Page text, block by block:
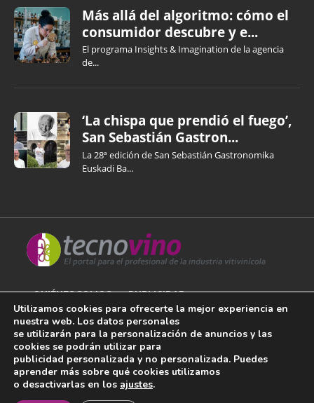
Más allá del algoritmo: cómo el
consumidor descubre y e...
El programa Insights & Imagination de la agencia
de...
‘La chispa que prendió el fuego’,
San Sebastián Gastron...
La 28ª edición de San Sebastián Gastronomika
Euskadi Ba...
QUIÉNES SOMOS PUBLICIDAD
AVISO LEGAL
POLÍTICA DE COOKIES
POLÍTICA DE PRIVACIDAD
Utilizamos cookies para ofrecerte la mejor experiencia en
nuestra web. Los datos personales
se utilizarán para la personalización de anuncios y las
cookies se podrán utilizar para
publicidad personalizada y no personalizada. Puedes
aprender más sobre qué cookies utilizamos
o desactivarlas en los ajustes.